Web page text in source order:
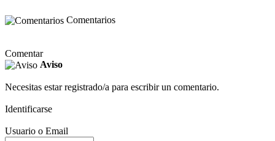
Comentarios
Comentar
Aviso
Necesitas estar registrado/a para escribir un comentario.
Identificarse
Usuario o Email